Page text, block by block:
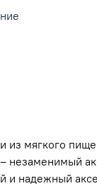
из мягкого
незаменимый
и надежный